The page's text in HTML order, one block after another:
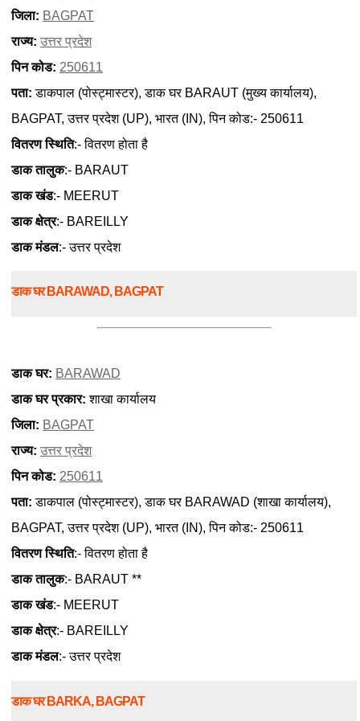
जिला: BAGPAT
राज्य: उत्तर प्रदेश
पिन कोड: 250611
पता: डाकपाल (पोस्ट्मास्टर), डाक घर BARAUT (मुख्य कार्यालय),
BAGPAT, उत्तर प्रदेश (UP), भारत (IN), पिन कोड:- 250611
वितरण स्थिति:- वितरण होता है
डाक तालुक:- BARAUT
डाक खंड:- MEERUT
डाक क्षेत्र:- BAREILLY
डाक मंडल:- उत्तर प्रदेश
डाक घर BARAWAD, BAGPAT
डाक घर: BARAWAD
डाक घर प्रकार: शाखा कार्यालय
जिला: BAGPAT
राज्य: उत्तर प्रदेश
पिन कोड: 250611
पता: डाकपाल (पोस्ट्मास्टर), डाक घर BARAWAD (शाखा कार्यालय),
BAGPAT, उत्तर प्रदेश (UP), भारत (IN), पिन कोड:- 250611
वितरण स्थिति:- वितरण होता है
डाक तालुक:- BARAUT **
डाक खंड:- MEERUT
डाक क्षेत्र:- BAREILLY
डाक मंडल:- उत्तर प्रदेश
डाक घर BARKA, BAGPAT